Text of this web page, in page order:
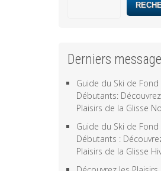
Derniers
Guide du Ski de
Débutants:
Plaisirs de la Glisse
Guide du Ski de
Débutants :
Plaisirs de la Glisse